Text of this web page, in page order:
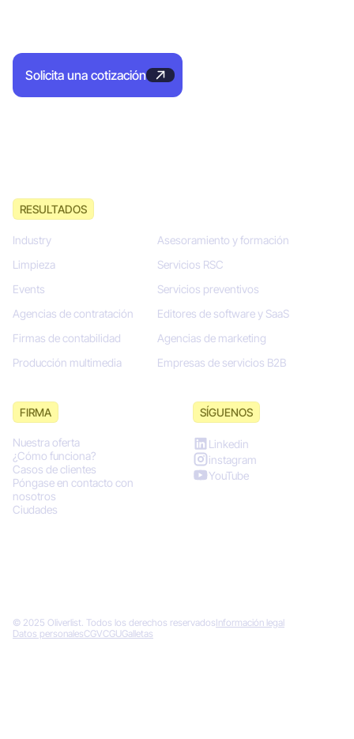
Solicita una cotización
FIRMA
Nuestra oferta
¿Cómo funciona?
Casos de clientes
Póngase en contacto con
nosotros
Ciudades
RESULTADOS
Industry
Limpieza
Events
Agencias de contratación
Firmas de contabilidad
Producción multimedia
Asesoramiento y formación
Servicios RSC
Servicios preventivos
Editores de software y SaaS
Agencias de marketing
Empresas de servicios B2B
SÍGUENOS
Linkedin
instagram
YouTube
© 2025 Oliverlist. Todos los derechos reservadosInformación legal
Datos personalesCGVCGUGalletas